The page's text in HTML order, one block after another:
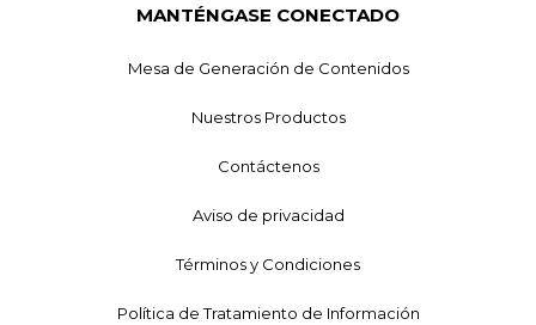
MANTÉNGASE CONECTADO
Mesa de Generación de Contenidos
Nuestros Productos
Contáctenos
Aviso de privacidad
Términos y Condiciones
Política de Tratamiento de Información